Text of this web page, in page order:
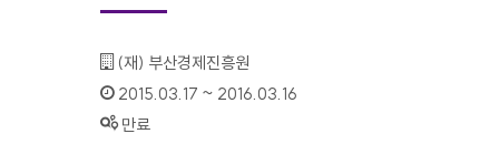
기관명 :
(재) 부산경제진흥원
인증기간 :
2015.03.17 ~ 2016.03.16
상태 :
만료